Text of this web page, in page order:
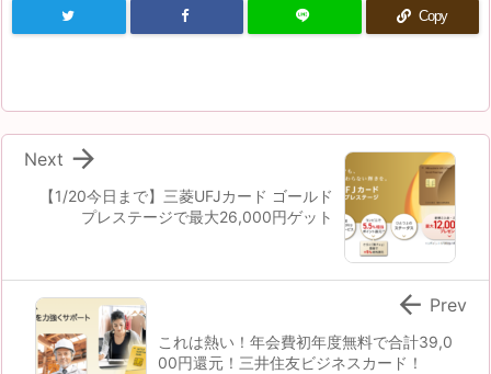
Copy
【1/20今日まで】三菱UFJカード ゴールド
プレステージで最大26,000円ゲット

Next
これは熱い！年会費初年度無料で合計39,0
00円還元！三井住友ビジネスカード！
 Prev